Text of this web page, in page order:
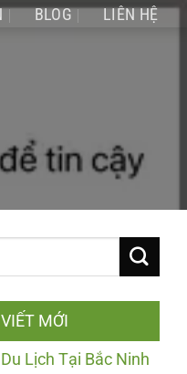
BLOG LIÊN HỆ
MỚI
Lịch Tại Bắc Ninh